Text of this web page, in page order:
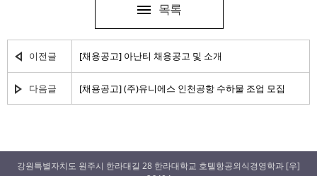
목록
이전글 [채용공고] 아난티 채용공고 및 소개
다음글 [채용공고] (주)유니에스 인천공항 수하물 조업 모집
강원특별자치도 원주시 한라대길 28 한라대학교 호텔항공외식경영학과 [우]